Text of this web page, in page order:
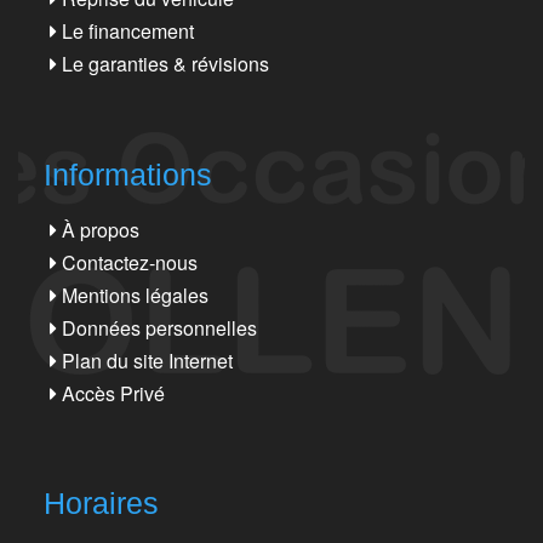
Le financement
Le garanties & révisions
Informations
À propos
Contactez-nous
Mentions légales
Données personnelles
Plan du site Internet
Accès Privé
Horaires